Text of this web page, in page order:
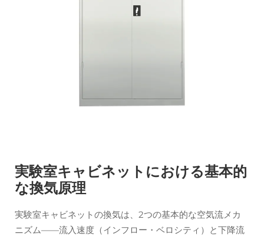
実験室キャビネットにおける基本的
な換気原理
実験室キャビネットの換気は、2つの基本的な空気流メカ
ニズム——流入速度（インフロー・ベロシティ）と下降流